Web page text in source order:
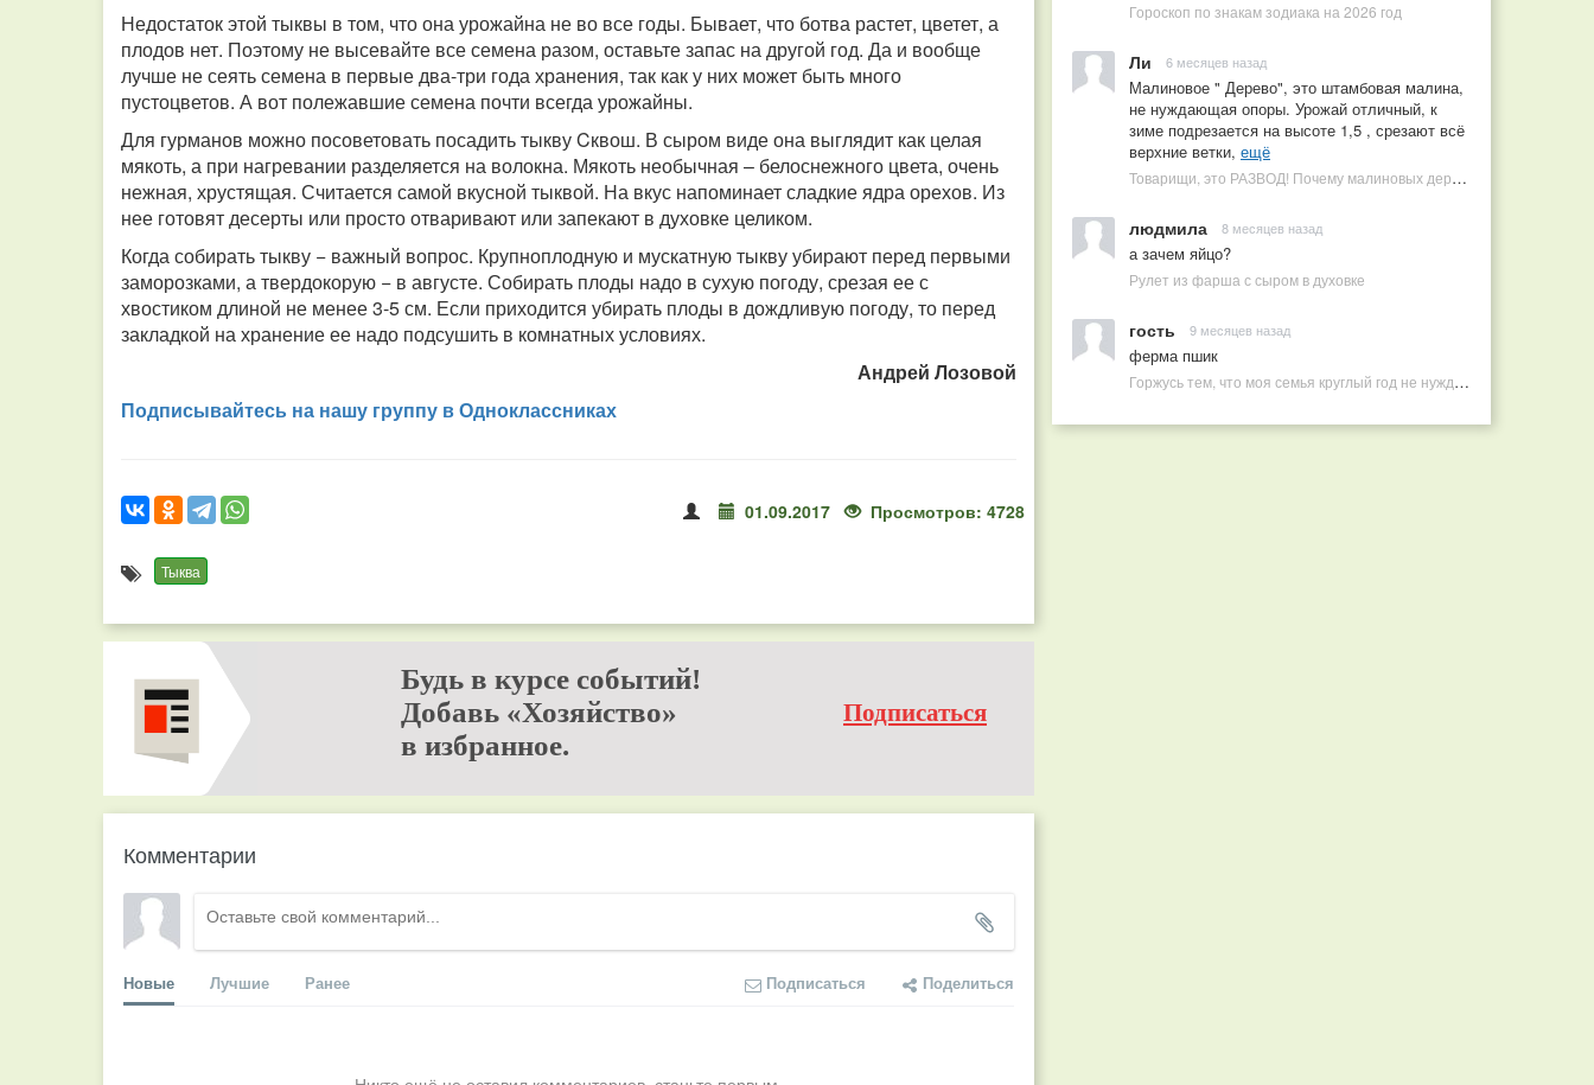
Недостаток этой тыквы в том, что она урожайна не во все годы. Бывает, что ботва растет, цветет, а
плодов нет. Поэтому не высевайте все семена разом, оставьте запас на другой год. Да и вообще
лучше не сеять семена в первые два-три года хранения, так как у них может быть много
пустоцветов. А вот полежавшие семена почти всегда урожайны.
Для гурманов можно посоветовать посадить тыкву Cквош. В сыром виде она выглядит как целая
мякоть, а при нагревании разделяется на волокна. Мякоть необычная – белоснежного цвета, очень
нежная, хрустящая. Считается самой вкусной тыквой. На вкус напоминает сладкие ядра орехов. Из
нее готовят десерты или просто отваривают или запекают в духовке целиком.
Когда собирать тыкву − важный вопрос. Крупноплодную и мускатную тыкву убирают перед первыми
заморозками, а твердокорую − в августе. Собирать плоды надо в сухую погоду, срезая ее с
хвостиком длиной не менее 3-5 см. Если приходится убирать плоды в дождливую погоду, то перед
закладкой на хранение ее надо подсушить в комнатных условиях.
Андрей Лозовой
Подписывайтесь на нашу группу в Одноклассниках
01.09.2017 Просмотров: 4728
Тыква
Будь в курсе событий!
Добавь «Хозяйство»
в избранное.
Подписаться
Комментарии
Новые Лучшие Ранее Подписаться Поделиться
Гороскоп по знакам зодиака на 2026 год
Ли 6 месяцев назад
Малиновое " Дерево", это штамбовая малина,
не нуждающая опоры. Урожай отличный, к
зиме подрезается на высоте 1,5 , срезают всё
верхние ветки, ещё
Товарищи, это РАЗВОД! Почему малиновых деревьев не бывает, или Как ушлые продавцы наживаются на мечтах садоводов
людмила 8 месяцев назад
а зачем яйцо?
Рулет из фарша с сыром в духовке
гость 9 месяцев назад
ферма пшик
Горжусь тем, что моя семья круглый год не нуждается в покупных витаминах